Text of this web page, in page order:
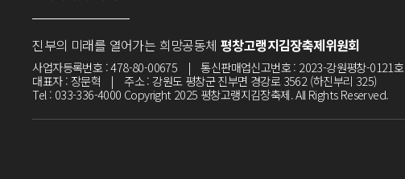
진부의 미래를 열어가는 희망공동체 평창고랭지김장축제위원회
사업자등록번호 : 478-80-00675 | 통신판매업신고번호 : 2023-강원평창-0121호
대표자 : 장문혁 | 주소 : 강원도 평창군 진부면 경강로 3562 (하진부리 325)
Tel : 033-336-4000 Copyright 2025 평창고랭지김장축제. All Rights Reserved.